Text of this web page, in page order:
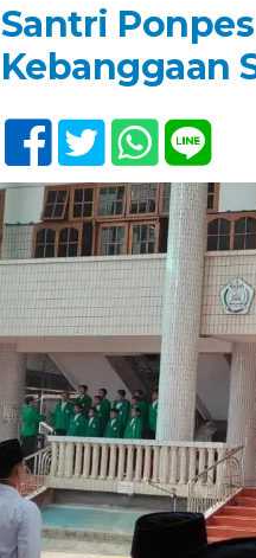
Santri
Kebanggaan